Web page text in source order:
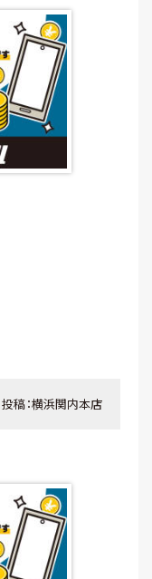
投稿：横浜関内本店